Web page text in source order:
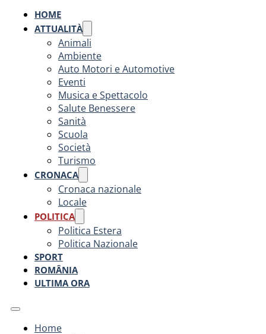
HOME
ATTUALITÀ
Animali
Ambiente
Auto Motori e Automotive
Eventi
Musica e Spettacolo
Salute Benessere
Sanità
Scuola
Società
Turismo
CRONACA
Cronaca nazionale
Locale
POLITICA
Politica Estera
Politica Nazionale
SPORT
ROMÂNIA
ULTIMA ORA
Home